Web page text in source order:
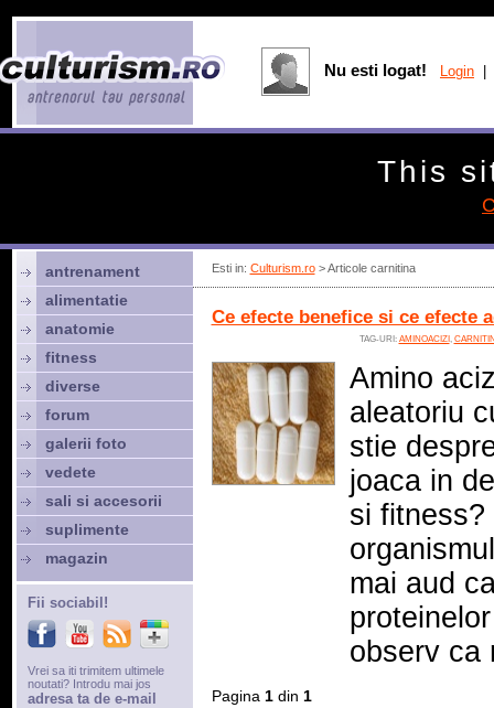
Esti in: Culturism.ro> Articole carnitina
Ce efecte benefice si ce efecte
TAG-URI: AMINOACIZI ,
Amino
aleatoriu
stie
joaca in
si
mai aud
observ ca
Pagina 1din 1
antrenament
alimentatie
anatomie
fitness
diverse
forum
galerii foto
vedete
sali si accesorii
suplimente
magazin
Fii sociabil!
Vrei sa iti trimitem ultimele
noutati? Introdu mai jos
adresa ta de e-mail
Nu esti logat! Login
This